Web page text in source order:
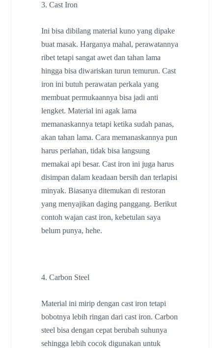
3. Cast Iron
Ini bisa dibilang material kuno yang dipake
buat masak. Harganya mahal, perawatannya
ribet tetapi sangat awet dan tahan lama
hingga bisa diwariskan turun temurun. Cast
iron ini butuh perawatan perkala yang
membuat permukaannya bisa jadi anti
lengket. Material ini agak lama
memanaskannya tetapi ketika sudah panas,
akan tahan lama. Cara memanaskannya pun
harus perlahan, tidak bisa langsung
memakai api besar. Cast iron ini juga harus
disimpan dalam keadaan bersih dan terlapisi
minyak. Biasanya ditemukan di restoran
yang menyajikan daging panggang. Berikut
contoh wajan cast iron, kebetulan saya
belum punya, hehe.
4. Carbon Steel
Material ini mirip dengan cast iron tetapi
bobotnya lebih ringan dari cast iron. Carbon
steel bisa dengan cepat berubah suhunya
sehingga lebih cocok digunakan untuk